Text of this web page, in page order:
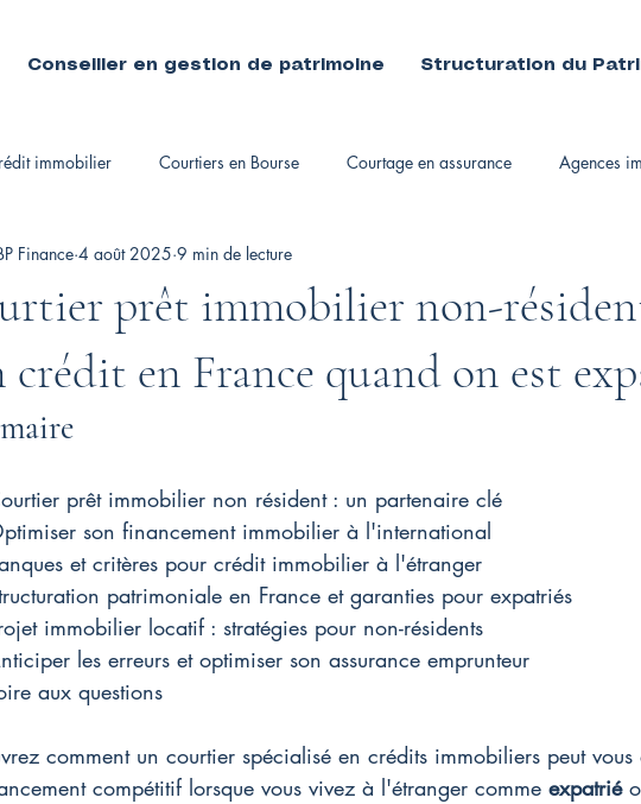
Conseiller en gestion de patrimoine Structuration du
immobilier Courtiers en Bourse Courtage en assurance Agences
Courtiers immobiliers
prêt immobilier non-
crédit en France quand on est
Finance 4 août 2025 9 min de lecture
prêt immobilier non résident : un partenaire clé
son financement immobilier à l'international
et critères pour crédit immobilier à l'étranger
patrimoniale en France et garanties pour expatriés
immobilier locatif : stratégies pour non-résidents
les erreurs et optimiser son assurance emprunteur
aux questions
comment un courtier spécialisé en crédits immobiliers peut
compétitif lorsque vous vivez à l'étranger comme expatrié